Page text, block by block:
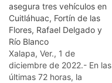
asegura tres vehículos en
Cuitláhuac, Fortín de las
Flores, Rafael Delgado y
Río Blanco
Xalapa, Ver., 1 de
diciembre de 2022.- En las
últimas 72 horas, la